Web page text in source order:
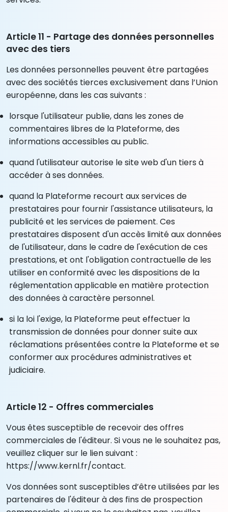
Article 11 - Partage des données personnelles
avec des tiers
Les données personnelles peuvent être partagées
avec des sociétés tierces exclusivement dans l’Union
européenne, dans les cas suivants :
lorsque l'utilisateur publie, dans les zones de
commentaires libres de la Plateforme, des
informations accessibles au public.
quand l'utilisateur autorise le site web d'un tiers à
accéder à ses données.
quand la Plateforme recourt aux services de
prestataires pour fournir l'assistance utilisateurs, la
publicité et les services de paiement. Ces
prestataires disposent d'un accès limité aux données
de l'utilisateur, dans le cadre de l'exécution de ces
prestations, et ont l'obligation contractuelle de les
utiliser en conformité avec les dispositions de la
réglementation applicable en matière protection
des données à caractère personnel.
si la loi l'exige, la Plateforme peut effectuer la
transmission de données pour donner suite aux
réclamations présentées contre la Plateforme et se
conformer aux procédures administratives et
judiciaire.
Article 12 - Offres commerciales
Vous êtes susceptible de recevoir des offres
commerciales de l'éditeur. Si vous ne le souhaitez pas,
veuillez cliquer sur le lien suivant :
https://www.kernl.fr/contact.
Vos données sont susceptibles d’être utilisées par les
partenaires de l'éditeur à des fins de prospection